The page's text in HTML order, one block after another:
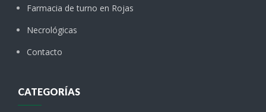
Farmacia de turno en Rojas
Necrológicas
Contacto
CATEGORÍAS